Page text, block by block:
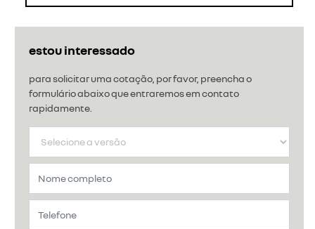
estou interessado
para solicitar uma cotação, por favor, preencha o
formulário abaixo que entraremos em contato
rapidamente.